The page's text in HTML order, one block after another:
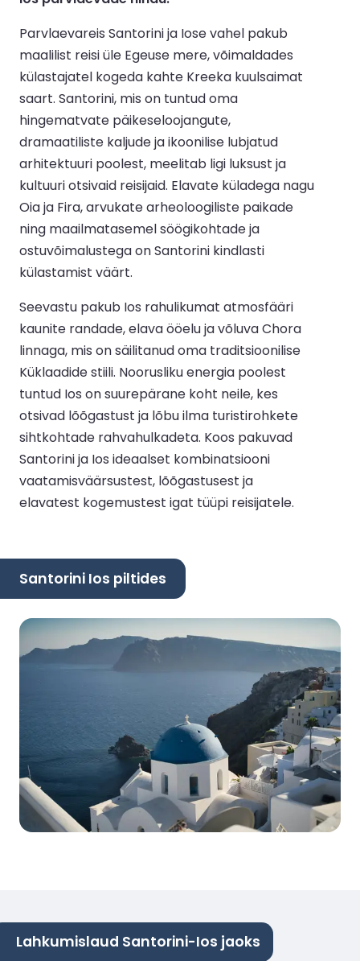
Parvlaevareis Santorini ja Iose vahel pakub
maalilist reisi üle Egeuse mere, võimaldades
külastajatel kogeda kahte Kreeka kuulsaimat
saart. Santorini, mis on tuntud oma
hingematvate päikeseloojangute,
dramaatiliste kaljude ja ikoonilise lubjatud
arhitektuuri poolest, meelitab ligi luksust ja
kultuuri otsivaid reisijaid. Elavate küladega nagu
Oia ja Fira, arvukate arheoloogiliste paikade
ning maailmatasemel söögikohtade ja
ostuvõimalustega on Santorini kindlasti
külastamist väärt.
Seevastu pakub Ios rahulikumat atmosfääri
kaunite randade, elava ööelu ja võluva Chora
linnaga, mis on säilitanud oma traditsioonilise
Küklaadide stiili. Noorusliku energia poolest
tuntud Ios on suurepärane koht neile, kes
otsivad lõõgastust ja lõbu ilma turistirohkete
sihtkohtade rahvahulkadeta. Koos pakuvad
Santorini ja Ios ideaalset kombinatsiooni
vaatamisväärsustest, lõõgastusest ja
elavatest kogemustest igat tüüpi reisijatele.
Santorini Ios piltides
Lahkumislaud Santorini-Ios jaoks